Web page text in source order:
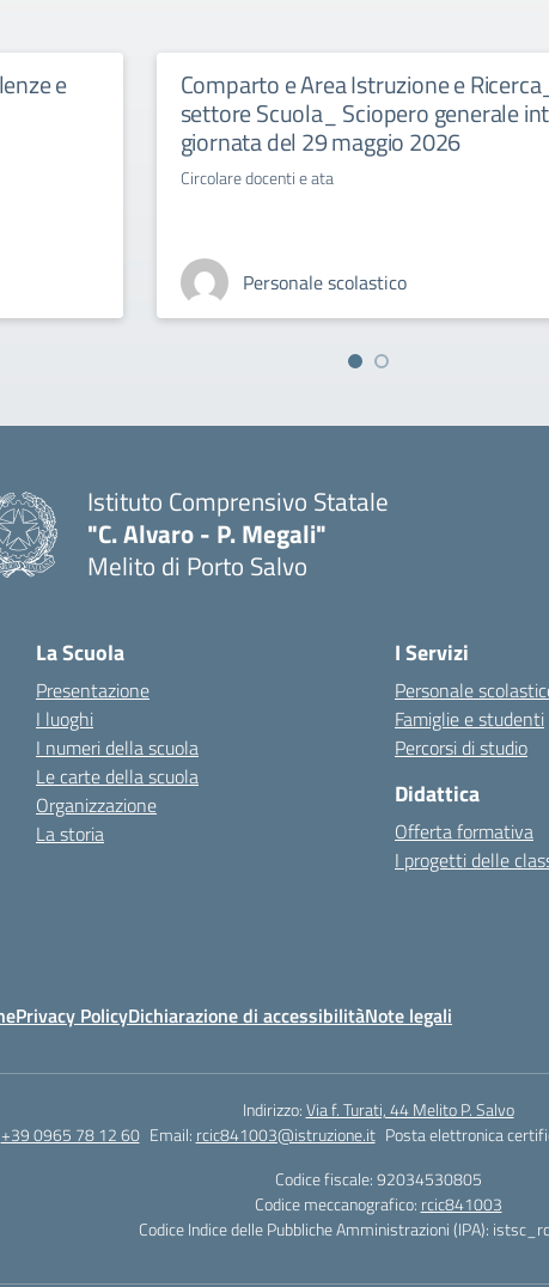
e Comparto e Area Istruzione e Ricerca_
settore Scuola_ Sciopero generale
giornata del 29 maggio 2026
Circolare docenti e ata
Personale scolastico
Istituto Comprensivo Statale
"C. Alvaro - P. Megali"
Melito di Porto Salvo
La Scuola
Presentazione
I luoghi
I numeri della scuola
Le carte della scuola
Organizzazione
La storia
I Servizi
Personale
Famiglie e studenti
Percorsi di studio
Didattica
Offerta formativa
I progetti delle
Privacy PolicyDichiarazione di accessibilitàNote legali
Indirizzo:Via f. Turati, 44 Melito P. Salvo
+39 0965 78 12 60 Email: rcic841003@istruzione.it Posta elettronica
Codice fiscale: 92034530805
Codice meccanografico: rcic841003
Codice Indice delle Pubbliche Amministrazioni (IPA):